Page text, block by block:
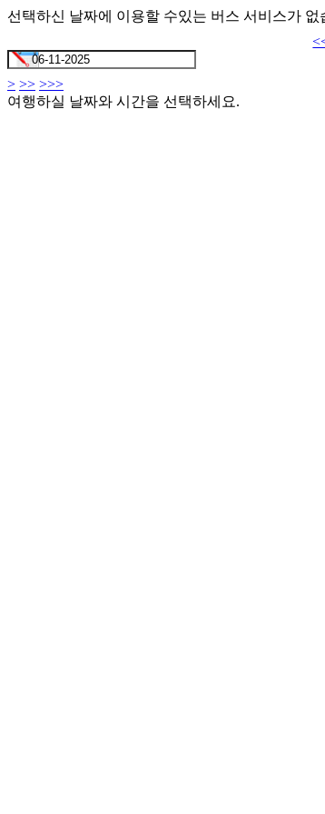
선택하신 날짜에 이용할 수있는 버스 서비스가
> >> >>>
여행하실 날짜와 시간을 선택하세요.